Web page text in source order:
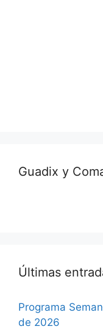
Guadix y
Últimas
Programa
de 2026